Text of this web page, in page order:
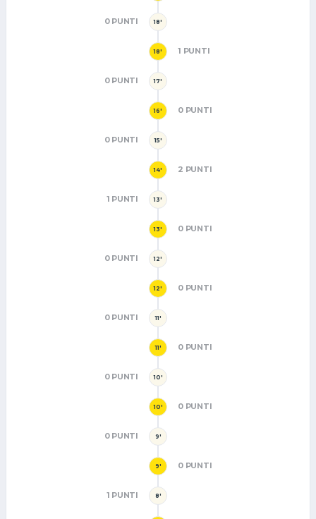
18'
0 PUNTI
18' 1 PUNTI
17'
0 PUNTI
16' 0 PUNTI
15'
0 PUNTI
14' 2 PUNTI
13'
1 PUNTI
13' 0 PUNTI
12'
0 PUNTI
12' 0 PUNTI
11'
0 PUNTI
11' 0 PUNTI
10'
0 PUNTI
10' 0 PUNTI
9'
0 PUNTI
9' 0 PUNTI
8'
1 PUNTI